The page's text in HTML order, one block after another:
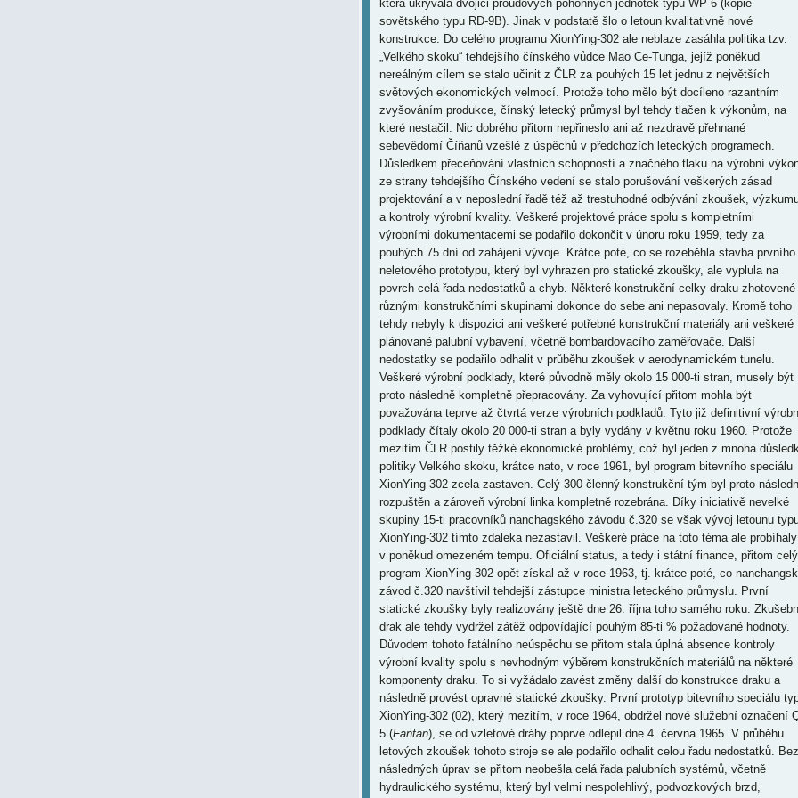
která ukrývala dvojici proudových pohonných jednotek typu WP-6 (kopie
sovětského typu RD-9B). Jinak v podstatě šlo o letoun kvalitativně nové
konstrukce. Do celého programu XionYing-302 ale neblaze zasáhla politika tzv.
„Velkého skoku“ tehdejšího čínského vůdce Mao Ce-Tunga, jejíž poněkud
nereálným cílem se stalo učinit z ČLR za pouhých 15 let jednu z největších
světových ekonomických velmocí. Protože toho mělo být docíleno razantním
zvyšováním produkce, čínský letecký průmysl byl tehdy tlačen k výkonům, na
které nestačil. Nic dobrého přitom nepřineslo ani až nezdravě přehnané
sebevědomí Číňanů vzešlé z úspěchů v předchozích leteckých programech.
Důsledkem přeceňování vlastních schopností a značného tlaku na výrobní
ze strany tehdejšího Čínského vedení se stalo porušování veškerých zásad
projektování a v neposlední řadě též až trestuhodné odbývání zkoušek,
a kontroly výrobní kvality. Veškeré projektové práce spolu s kompletními
výrobními dokumentacemi se podařilo dokončit v únoru roku 1959, tedy za
pouhých 75 dní od zahájení vývoje. Krátce poté, co se rozeběhla stavba prvního
neletového prototypu, který byl vyhrazen pro statické zkoušky, ale vyplula na
povrch celá řada nedostatků a chyb. Některé konstrukční celky draku zhotovené
různými konstrukčními skupinami dokonce do sebe ani nepasovaly. Kromě toho
tehdy nebyly k dispozici ani veškeré potřebné konstrukční materiály ani veškeré
plánované palubní vybavení, včetně bombardovacího zaměřovače. Další
nedostatky se podařilo odhalit v průběhu zkoušek v aerodynamickém tunelu.
Veškeré výrobní podklady, které původně měly okolo 15 000-ti stran, musely být
proto následně kompletně přepracovány. Za vyhovující přitom mohla být
považována teprve až čtvrtá verze výrobních podkladů. Tyto již definitivní
podklady čítaly okolo 20 000-ti stran a byly vydány v květnu roku 1960. Protože
mezitím ČLR postily těžké ekonomické problémy, což byl jeden z mnoha
politiky Velkého skoku, krátce nato, v roce 1961, byl program bitevního speciálu
XionYing-302 zcela zastaven. Celý 300 členný konstrukční tým byl proto
rozpuštěn a zároveň výrobní linka kompletně rozebrána. Díky iniciativě nevelké
skupiny 15-ti pracovníků nanchagského závodu č.320 se však vývoj letounu
XionYing-302 tímto zdaleka nezastavil. Veškeré práce na toto téma ale probíhaly
v poněkud omezeném tempu. Oficiální status, a tedy i státní finance, přitom celý
program XionYing-302 opět získal až v roce 1963, tj. krátce poté, co
závod č.320 navštívil tehdejší zástupce ministra leteckého průmyslu. První
statické zkoušky byly realizovány ještě dne 26. října toho samého roku.
drak ale tehdy vydržel zátěž odpovídající pouhým 85-ti % požadované hodnoty.
Důvodem tohoto fatálního neúspěchu se přitom stala úplná absence kontroly
výrobní kvality spolu s nevhodným výběrem konstrukčních materiálů na některé
komponenty draku. To si vyžádalo zavést změny další do konstrukce draku a
následně provést opravné statické zkoušky. První prototyp bitevního speciálu
XionYing-302 (02), který mezitím, v roce 1964, obdržel nové služební označení
5 (Fantan), se od vzletové dráhy poprvé odlepil dne 4. června 1965. V průběhu
letových zkoušek tohoto stroje se ale podařilo odhalit celou řadu nedostatků. Bez
následných úprav se přitom neobešla celá řada palubních systémů, včetně
hydraulického systému, který byl velmi nespolehlivý, podvozkových brzd,